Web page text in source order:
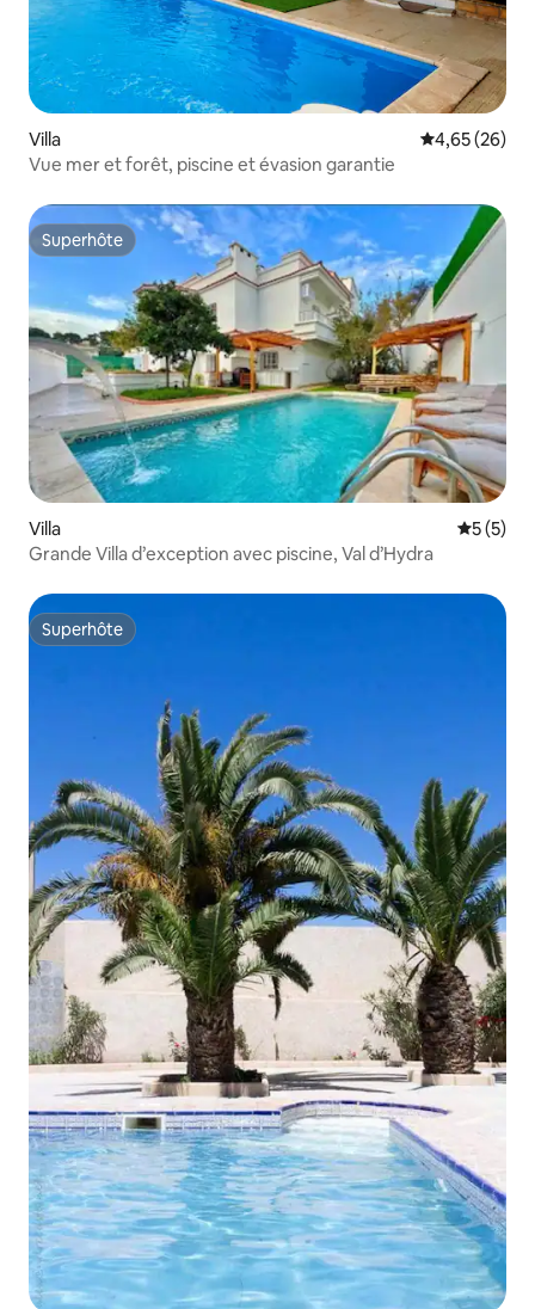
Villa Évaluation
4,65 (26)
Vue mer et forêt, piscine et évasion garantie
Superhôte
Superhôte
Villa
5 (5)
Grande Villa d’exception avec piscine, Val d’Hydra
Superhôte
Superhôte